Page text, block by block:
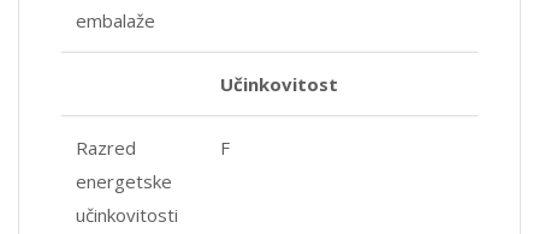
embalaže
Učinkovitost
Razred
energetske
učinkovitosti
F